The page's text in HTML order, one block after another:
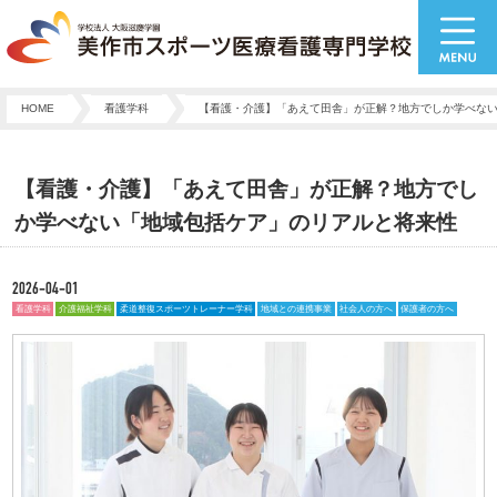
HOME 看護学科 【看護・介護】「あえて田舎」が正解？地方でしか学べな
【看護・介護】「あえて田舎」が正解？地方でし
か学べない「地域包括ケア」のリアルと将来性
2026-04-01
看護学科 介護福祉学科 柔道整復スポーツトレーナー学科 地域との連携事業 社会人の方へ 保護者の方へ